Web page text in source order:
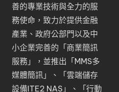
善的專業技術與全力的服
務使命，致力於提供金融
產業、政府公部門以及中
小企業完善的「 商業簡訊
服務 」，並推出「 MMS多
媒體簡訊 」、「 雲端儲存
設備ITE2 NAS 」、「 行動